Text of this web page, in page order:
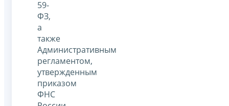
59-
ФЗ,
а
также
Административным
регламентом,
утвержденным
приказом
ФНС